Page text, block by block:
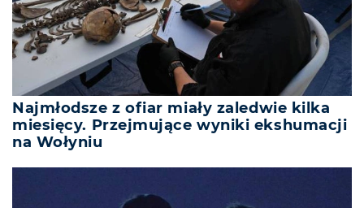
Najmłodsze z ofiar miały zaledwie kilka
miesięcy. Przejmujące wyniki ekshumacji
na Wołyniu